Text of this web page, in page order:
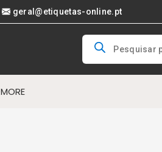
geral@etiquetas-online.pt
Products
search
MORE